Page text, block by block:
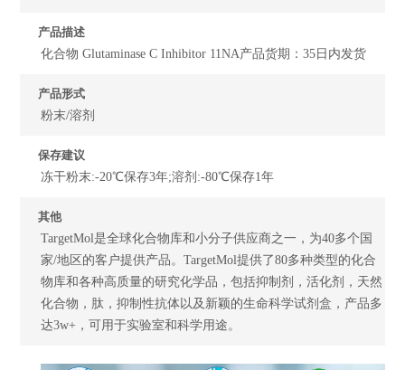
产品描述
化合物 Glutaminase C Inhibitor 11NA产品货期：35日内发货
产品形式
粉末/溶剂
保存建议
冻干粉末:-20℃保存3年;溶剂:-80℃保存1年
其他
TargetMol是全球化合物库和小分子供应商之一，为40多个国
家/地区的客户提供产品。TargetMol提供了80多种类型的化合
物库和各种高质量的研究化学品，包括抑制剂，活化剂，天然
化合物，肽，抑制性抗体以及新颖的生命科学试剂盒，产品多
达3w+，可用于实验室和科学用途。